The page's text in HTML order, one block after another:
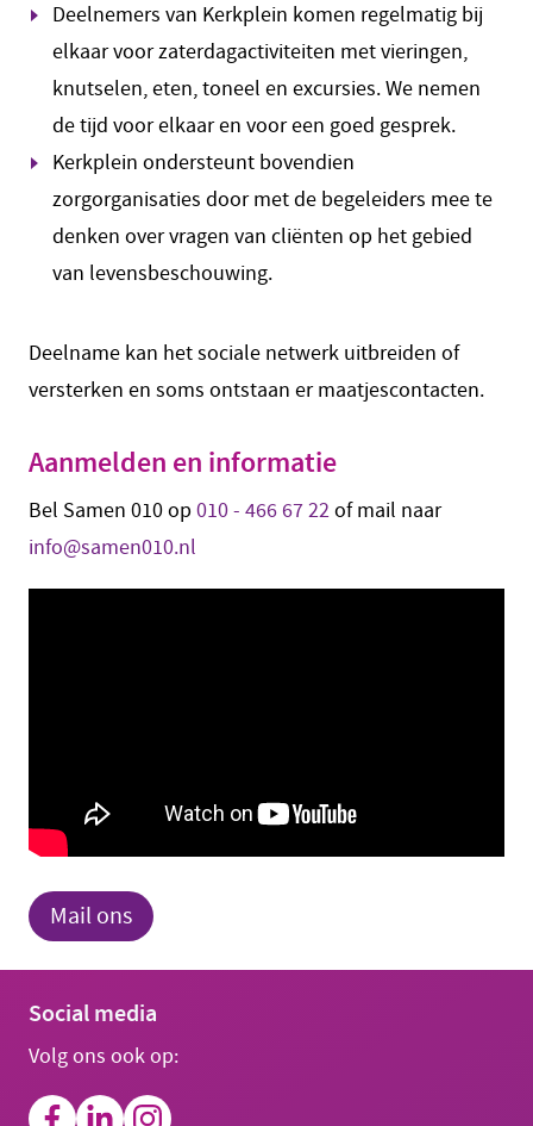
Deelnemers van Kerkplein komen regelmatig bij
elkaar voor zaterdagactiviteiten met vieringen,
knutselen, eten, toneel en excursies. We nemen
de tijd voor elkaar en voor een goed gesprek.
Kerkplein ondersteunt bovendien
zorgorganisaties door met de begeleiders mee te
denken over vragen van cliënten op het gebied
van levensbeschouwing.
Deelname kan het sociale netwerk uitbreiden of
versterken en soms ontstaan er maatjescontacten.
Aanmelden en informatie
Bel Samen 010 op010 - 466 67 22of mail naar
info@samen010.nl
Mail ons
Social media
Volg ons ook op: